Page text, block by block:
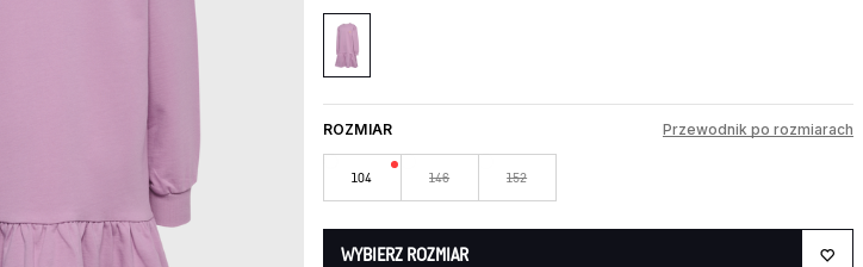
ROZMIAR Przewodnik po rozmiarach
104 146 152
WYBIERZ ROZMIAR